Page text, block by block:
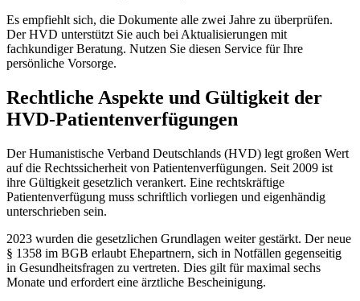
Es empfiehlt sich, die Dokumente alle zwei Jahre zu überprüfen.
Der HVD unterstützt Sie auch bei Aktualisierungen mit
fachkundiger Beratung. Nutzen Sie diesen Service für Ihre
persönliche Vorsorge.
Rechtliche Aspekte und Gültigkeit der
HVD-Patientenverfügungen
Der Humanistische Verband Deutschlands (HVD) legt großen Wert
auf die Rechtssicherheit von Patientenverfügungen. Seit 2009 ist
ihre Gültigkeit gesetzlich verankert. Eine rechtskräftige
Patientenverfügung muss schriftlich vorliegen und eigenhändig
unterschrieben sein.
2023 wurden die gesetzlichen Grundlagen weiter gestärkt. Der neue
§ 1358 im BGB erlaubt Ehepartnern, sich in Notfällen gegenseitig
in Gesundheitsfragen zu vertreten. Dies gilt für maximal sechs
Monate und erfordert eine ärztliche Bescheinigung.